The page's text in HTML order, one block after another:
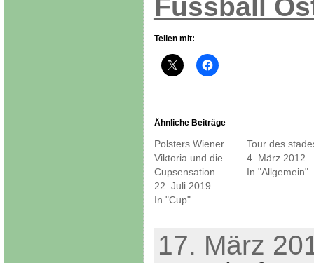
Fussball
Teilen mit:
Ähnliche Beiträge
Polsters Wiener
Viktoria und die
Cupsensation
22. Juli 2019
In "Cup"
Tour des
4. März 2012
In "Allgemein"
17. März